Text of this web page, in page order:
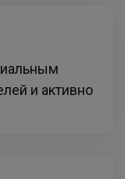
и активно